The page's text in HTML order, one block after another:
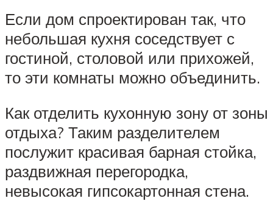
Если дом спроектирован так, что
небольшая кухня соседствует с
гостиной, столовой или прихожей,
то эти комнаты можно объединить.
Как отделить кухонную зону от зоны
отдыха? Таким разделителем
послужит красивая барная стойка,
раздвижная перегородка,
невысокая гипсокартонная стена.